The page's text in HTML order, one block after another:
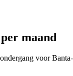
maand
voor